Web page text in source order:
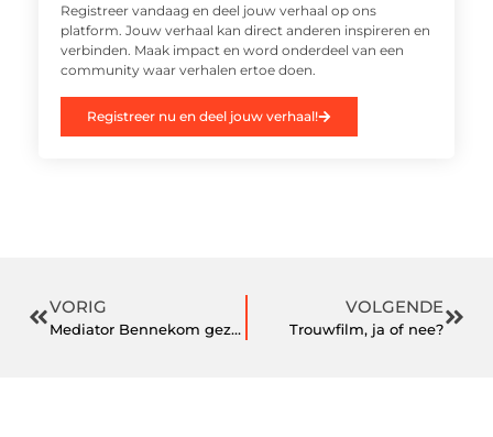
Registreer vandaag en deel jouw verhaal op ons
platform. Jouw verhaal kan direct anderen inspireren en
verbinden. Maak impact en word onderdeel van een
community waar verhalen ertoe doen.
Registreer nu en deel jouw verhaal!
VORIG
Mediator Bennekom gezocht?
VOLGENDE
Trouwfilm, ja of nee?